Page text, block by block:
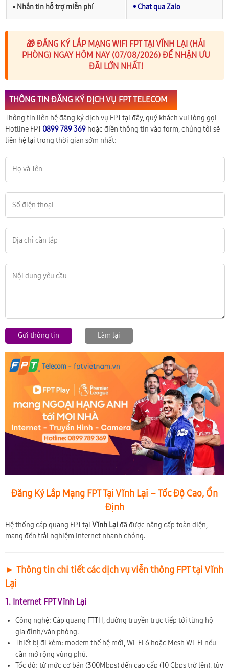
▪︎ Nhắn tin hỗ trợ miễn phí • Chat qua Zalo
🎁 ĐĂNG KÝ LẮP MẠNG WIFI FPT TẠI VĨNH LẠI (HẢI
PHÒNG) NGAY HÔM NAY (07/08/2026) ĐỂ NHẬN ƯU
ĐÃI LỚN NHẤT!
THÔNG TIN ĐĂNG KÝ DỊCH VỤ FPT TELECOM
Thông tin liên hệ đăng ký dịch vụ FPT tại đây, quý khách vui lòng gọi
Hotline FPT0899 789 369 hoặc điền thông tin vào form, chúng tôi sẽ
liên hệ lại trong thời gian sớm nhất:
Gửi thông tin Làm lại
Đăng Ký Lắp Mạng FPT Tại Vĩnh Lại – Tốc Độ Cao, Ổn
Định
Hệ thống cáp quang FPT tại Vĩnh Lại đã được nâng cấp toàn diện,
mang đến trải nghiệm Internet nhanh chóng.
► Thông tin chi tiết các dịch vụ viễn thông FPT tại Vĩnh
Lại
1. Internet FPT Vĩnh Lại
Công nghệ: Cáp quang FTTH, đường truyền trực tiếp tới từng hộ
gia đình/văn phòng.
Thiết bị đi kèm: modem thế hệ mới, Wi-Fi 6 hoặc Mesh Wi-Fi nếu
cần mở rộng vùng phủ.
Tốc độ: từ mức cơ bản (300Mbps) đến cao cấp (10 Gbps trở lên), tùy